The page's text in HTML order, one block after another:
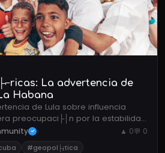
La advertencia de
Habana
de Lula sobre influencia
preocupaci├│n por la estabilidad
relaciones diplom├íticas
✓ ▲ 0💬 0
#geopol├¡tica